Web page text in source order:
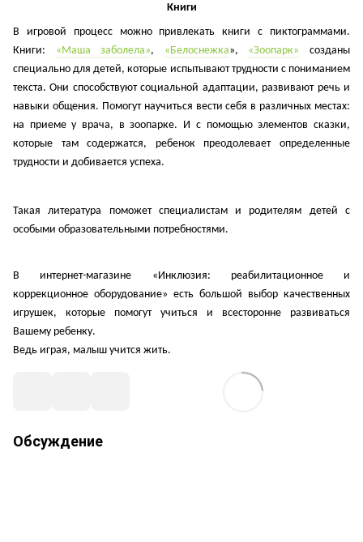
Книги
В игровой процесс можно привлекать книги с пиктограммами.
Книги: «Маша заболела», «Белоснежка», «Зоопарк» созданы
специально для детей, которые испытывают трудности с пониманием
текста. Они способствуют социальной адаптации, развивают речь и
навыки общения. Помогут научиться вести себя в различных местах:
на приеме у врача, в зоопарке. И с помощью элементов сказки,
которые там содержатся, ребенок преодолевает определенные
трудности и добивается успеха.
Такая литература поможет специалистам и родителям детей с
особыми образовательными потребностями.
В интернет-магазине «Инклюзия: реабилитационное и
коррекционное оборудование» есть большой выбор качественных
игрушек, которые помогут учиться и всесторонне развиваться
Вашему ребенку.
Ведь играя, малыш учится жить.
Обсуждение